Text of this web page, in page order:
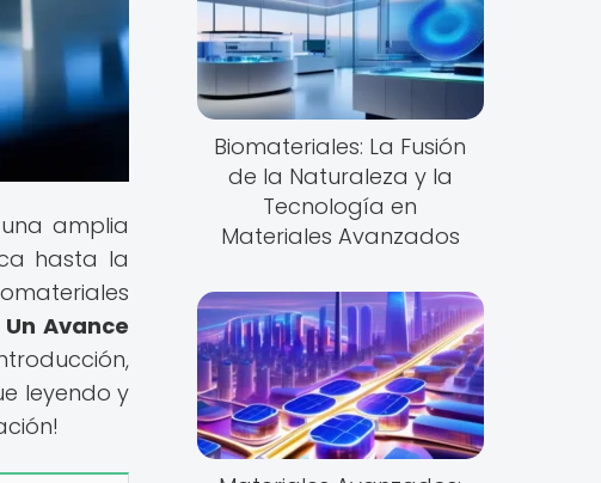
amplia
hasta la
Avance
leyendo y
Biomateriales: La Fusión
de la Naturaleza y la
Tecnología en
Materiales Avanzados